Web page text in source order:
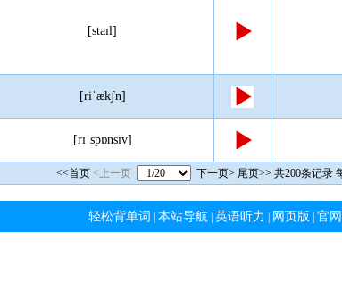
[staɪl]
[riˈækʃn]
[rɪˈspɒnsɪv]
<<首页 <上一页 下一页> 尾页>> 共200条记录
轻松背单词 本站导航 英语听力 网页版 官